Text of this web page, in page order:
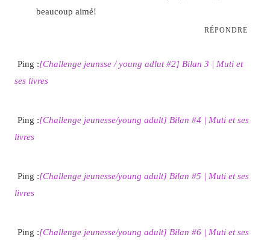
beaucoup aimé!
RÉPONDRE
Ping :[Challenge jeunsse / young adlut #2] Bilan 3 | Muti et
ses livres
Ping :[Challenge jeunesse/young adult] Bilan #4 | Muti et ses
livres
Ping :[Challenge jeunesse/young adult] Bilan #5 | Muti et ses
livres
Ping :[Challenge jeunesse/young adult] Bilan #6 | Muti et ses